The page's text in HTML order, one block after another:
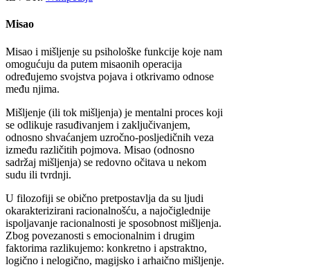
Misao
Misao i mišljenje su psihološke funkcije koje nam
omogućuju da putem misaonih operacija
određujemo svojstva pojava i otkrivamo odnose
među njima.
Mišljenje (ili tok mišljenja) je mentalni proces koji
se odlikuje rasuđivanjem i zaključivanjem,
odnosno shvaćanjem uzročno-posljedičnih veza
između različitih pojmova. Misao (odnosno
sadržaj mišljenja) se redovno očitava u nekom
sudu ili tvrdnji.
U filozofiji se obično pretpostavlja da su ljudi
okarakterizirani racionalnošću, a najočiglednije
ispoljavanje racionalnosti je sposobnost mišljenja.
Zbog povezanosti s emocionalnim i drugim
faktorima razlikujemo: konkretno i apstraktno,
logično i nelogično, magijsko i arhaično mišljenje.